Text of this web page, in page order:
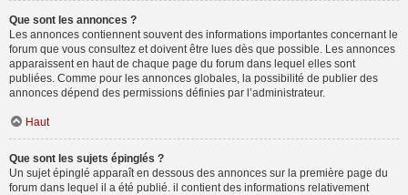
Que sont les annonces ?
Les annonces contiennent souvent des informations importantes concernant le
forum que vous consultez et doivent être lues dès que possible. Les annonces
apparaissent en haut de chaque page du forum dans lequel elles sont
publiées. Comme pour les annonces globales, la possibilité de publier des
annonces dépend des permissions définies par l’administrateur.
Haut
Que sont les sujets épinglés ?
Un sujet épinglé apparaît en dessous des annonces sur la première page du
forum dans lequel il a été publié. il contient des informations relativement